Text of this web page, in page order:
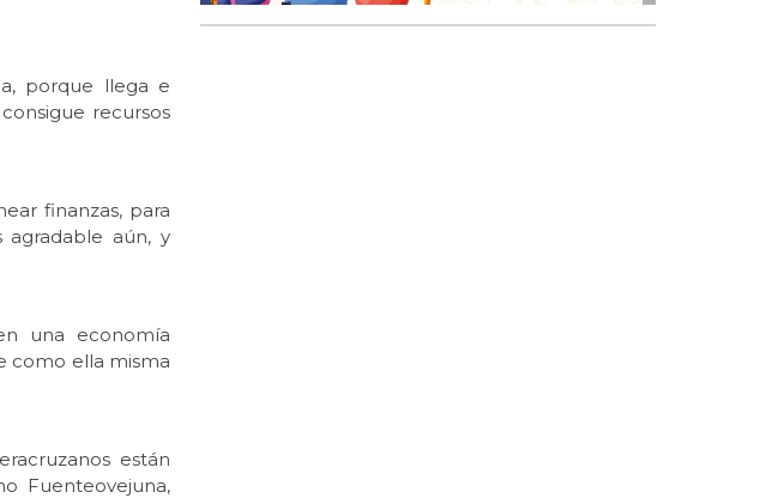
porque llega e
recursos
finanzas, para
agradable aún, y
una economía
como ella misma
están
Fuenteovejuna,
Jun 24, 2026 / 09:53